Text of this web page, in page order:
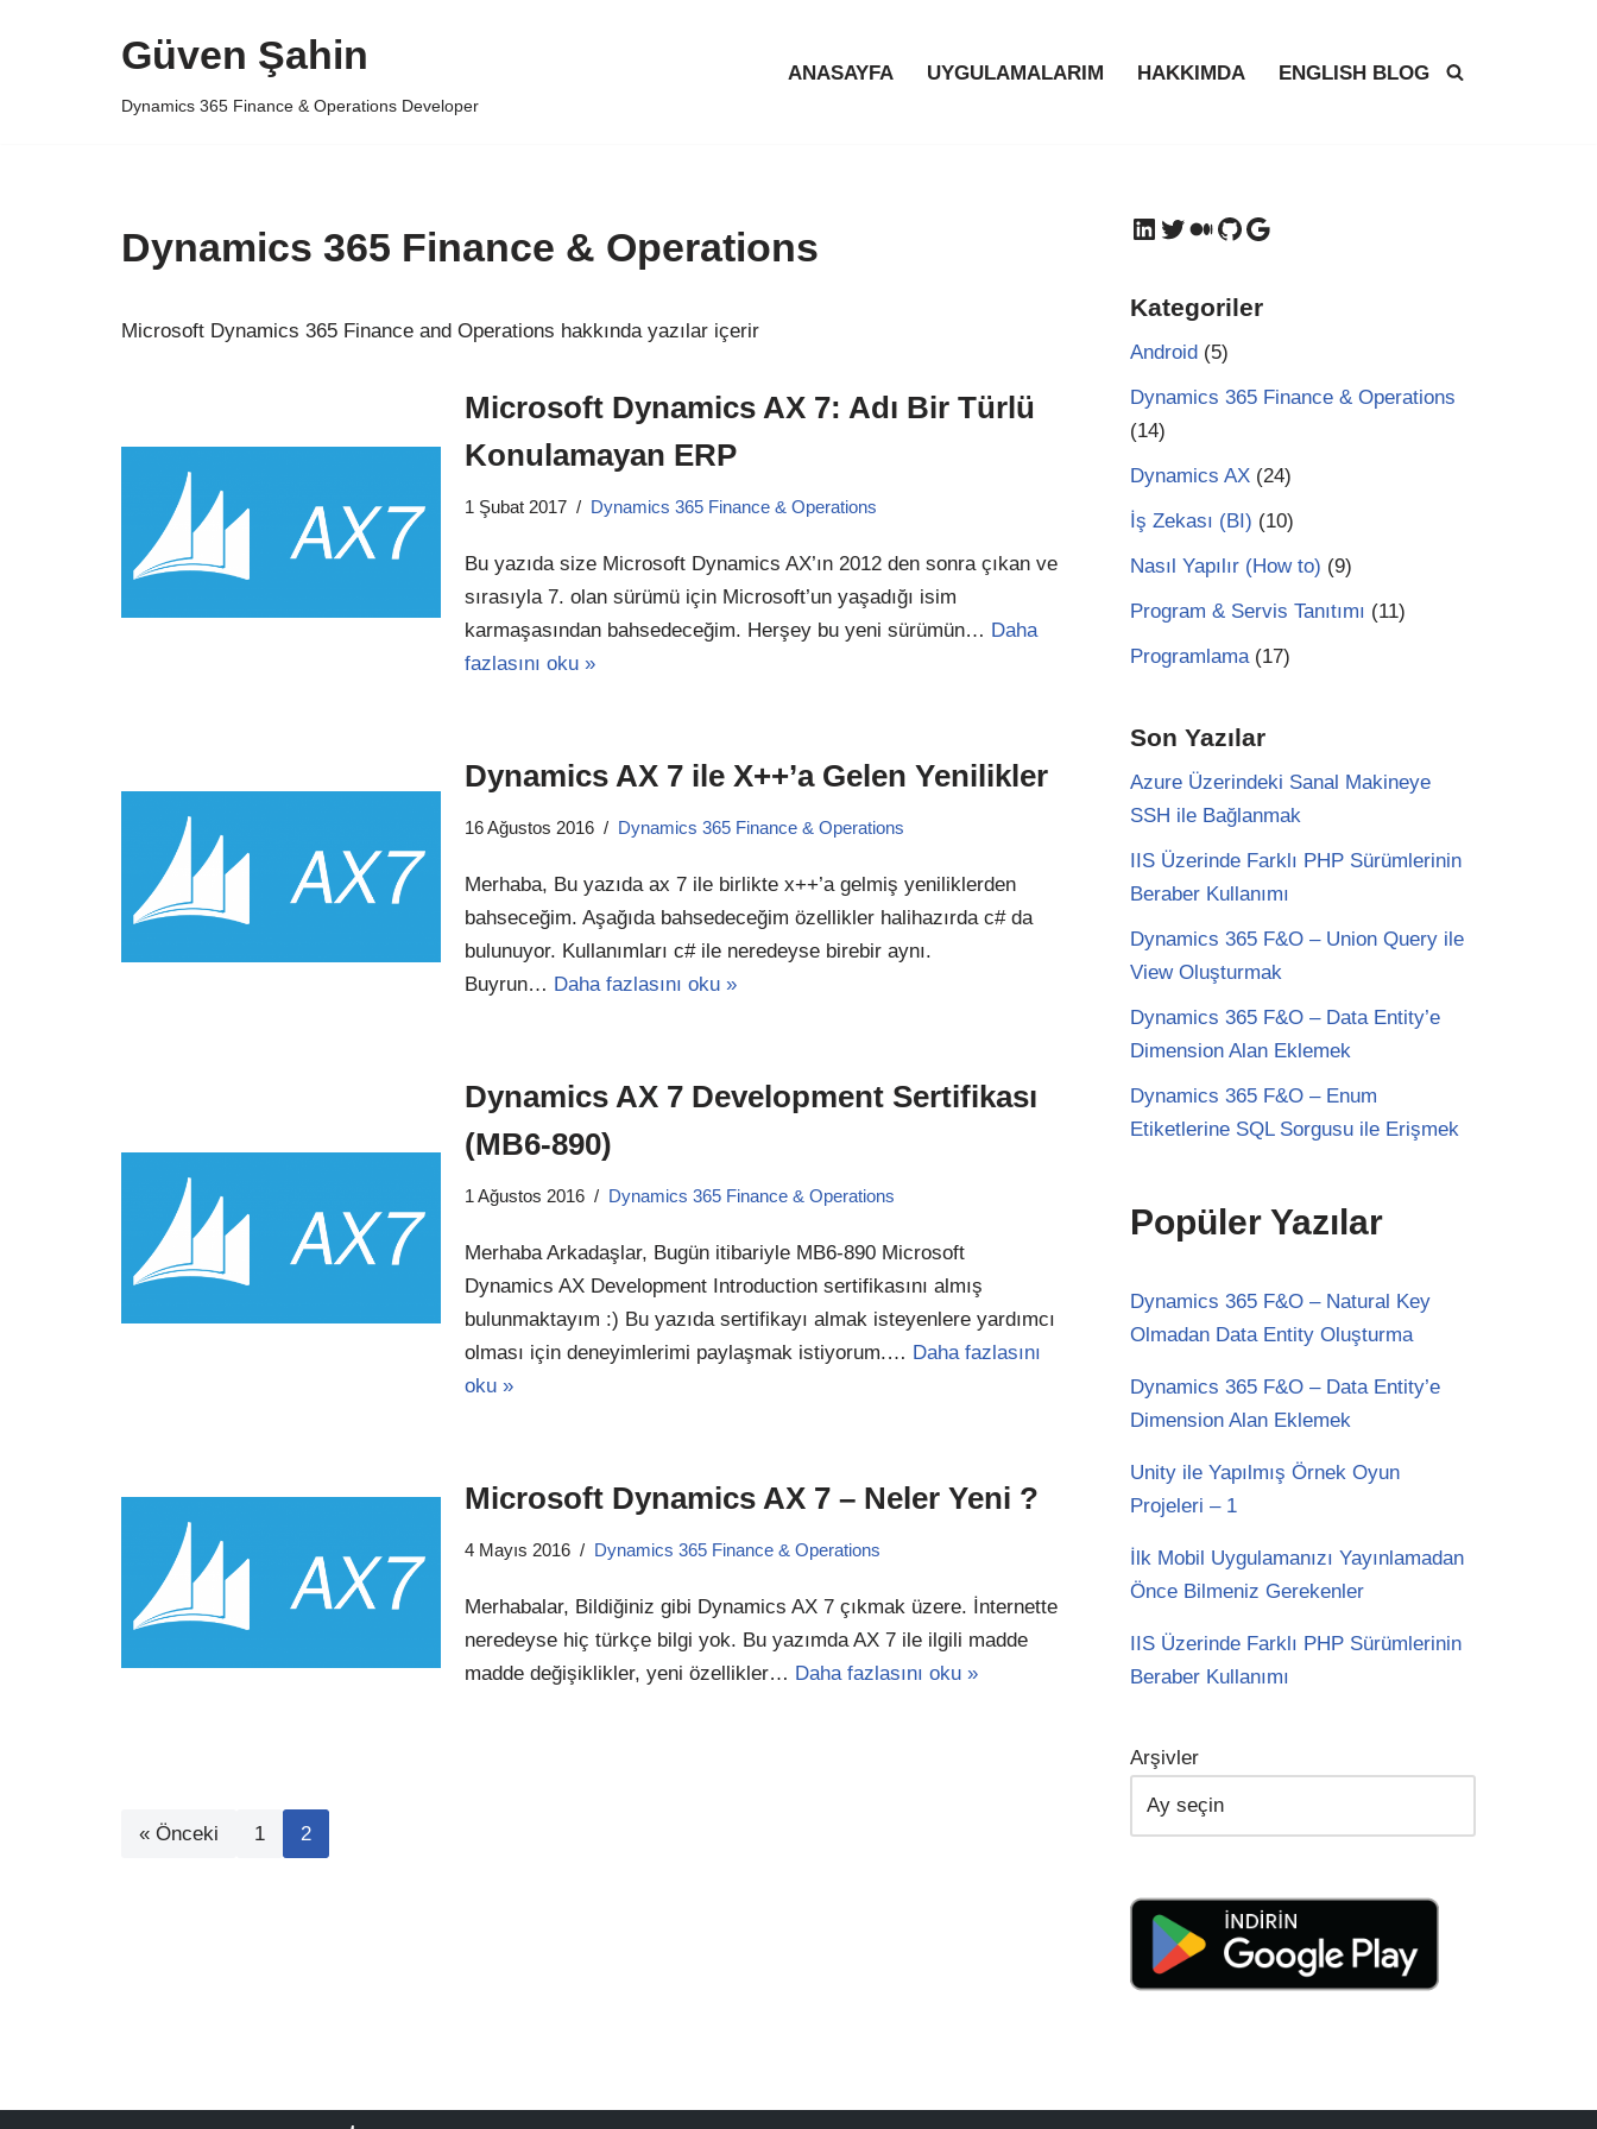
Güven Şahin
Dynamics 365 Finance & Operations Developer
ANASAYFA UYGULAMALARIM HAKKIMDA ENGLISH BLOG
Dynamics 365 Finance & Operations
Microsoft Dynamics 365 Finance and Operations hakkında yazılar içerir
Microsoft Dynamics AX 7: Adı Bir Türlü
Konulamayan ERP
1 Şubat 2017 Dynamics 365 Finance & Operations
Bu yazıda size Microsoft Dynamics AX’ın 2012 den sonra çıkan ve
sırasıyla 7. olan sürümü için Microsoft’un yaşadığı isim
karmaşasından bahsedeceğim. Herşey bu yeni sürümün… Daha
fazlasını oku »
Dynamics AX 7 ile X++’a Gelen Yenilikler
16 Ağustos 2016 Dynamics 365 Finance & Operations
Merhaba, Bu yazıda ax 7 ile birlikte x++’a gelmiş yeniliklerden
bahseceğim. Aşağıda bahsedeceğim özellikler halihazırda c# da
bulunuyor. Kullanımları c# ile neredeyse birebir aynı.
Buyrun… Daha fazlasını oku »
Dynamics AX 7 Development Sertifikası
(MB6-890)
1 Ağustos 2016 Dynamics 365 Finance & Operations
Merhaba Arkadaşlar, Bugün itibariyle MB6-890 Microsoft
Dynamics AX Development Introduction sertifikasını almış
bulunmaktayım :) Bu yazıda sertifikayı almak isteyenlere yardımcı
olması için deneyimlerimi paylaşmak istiyorum.… Daha fazlasını
oku »
Microsoft Dynamics AX 7 – Neler Yeni ?
4 Mayıs 2016 Dynamics 365 Finance & Operations
Merhabalar, Bildiğiniz gibi Dynamics AX 7 çıkmak üzere. İnternette
neredeyse hiç türkçe bilgi yok. Bu yazımda AX 7 ile ilgili madde
madde değişiklikler, yeni özellikler… Daha fazlasını oku »
« Önceki 1 2
Kategoriler
Android (5)
Dynamics 365 Finance & Operations
(14)
Dynamics AX (24)
İş Zekası (BI) (10)
Nasıl Yapılır (How to) (9)
Program & Servis Tanıtımı (11)
Programlama(17)
Son Yazılar
Azure Üzerindeki Sanal Makineye
SSH ile Bağlanmak
IIS Üzerinde Farklı PHP Sürümlerinin
Beraber Kullanımı
Dynamics 365 F&O – Union Query ile
View Oluşturmak
Dynamics 365 F&O – Data Entity’e
Dimension Alan Eklemek
Dynamics 365 F&O – Enum
Etiketlerine SQL Sorgusu ile Erişmek
Popüler Yazılar
Dynamics 365 F&O – Natural Key
Olmadan Data Entity Oluşturma
Dynamics 365 F&O – Data Entity’e
Dimension Alan Eklemek
Unity ile Yapılmış Örnek Oyun
Projeleri – 1
İlk Mobil Uygulamanızı Yayınlamadan
Önce Bilmeniz Gerekenler
IIS Üzerinde Farklı PHP Sürümlerinin
Beraber Kullanımı
Arşivler